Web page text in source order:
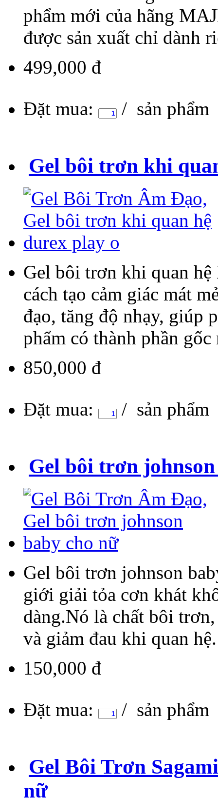
phẩm mới của hãng
được sản xuất chỉ dành
499,000 đ
Đặt mua:
/ sản phẩm
Gel bôi trơn khi
Gel bôi trơn khi quan
cách tạo cảm giác mát
đạo, tăng độ nhạy, giúp
phẩm có thành phần
850,000 đ
Đặt mua:
/ sản phẩm
Gel bôi trơn
Gel bôi trơn johnson
giới giải tỏa cơn khát
dàng.Nó là chất bôi
và giảm đau khi quan
150,000 đ
Đặt mua:
/ sản phẩm
Gel Bôi Trơn
nữ